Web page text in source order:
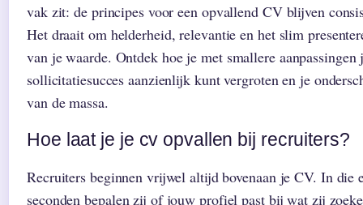
vak zit: de principes voor een opvallend CV blijven
Het draait om helderheid, relevantie en het slim
van je waarde. Ontdek hoe je met smallere aanpassingen
sollicitatiesucces aanzienlijk kunt vergroten en je
van de massa.
Hoe laat je je cv opvallen bij recruiters?
Recruiters beginnen vrijwel altijd bovenaan je CV. In die
seconden bepalen zij of jouw profiel past bij wat zij